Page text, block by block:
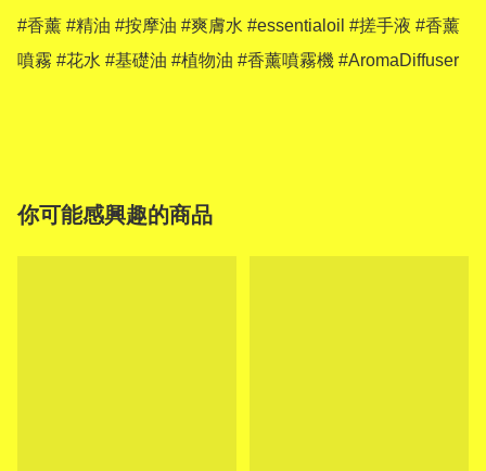
#香薰 #精油 #按摩油 #爽膚水 #essentialoil #搓手液 #香薰
噴霧 #花水 #基礎油 #植物油 #香薰噴霧機 #AromaDiffuser
你可能感興趣的商品